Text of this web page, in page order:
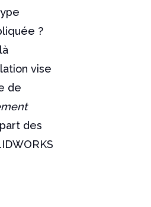
?
vise
de
des